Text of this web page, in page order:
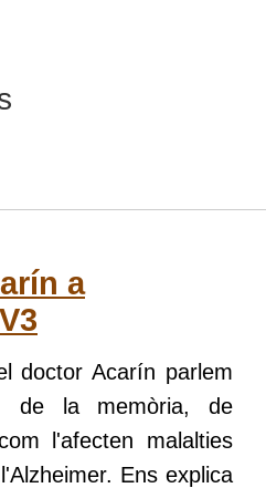
a
doctor Acarín parlem
de la memòria, de
l'afecten malalties
Ens explica